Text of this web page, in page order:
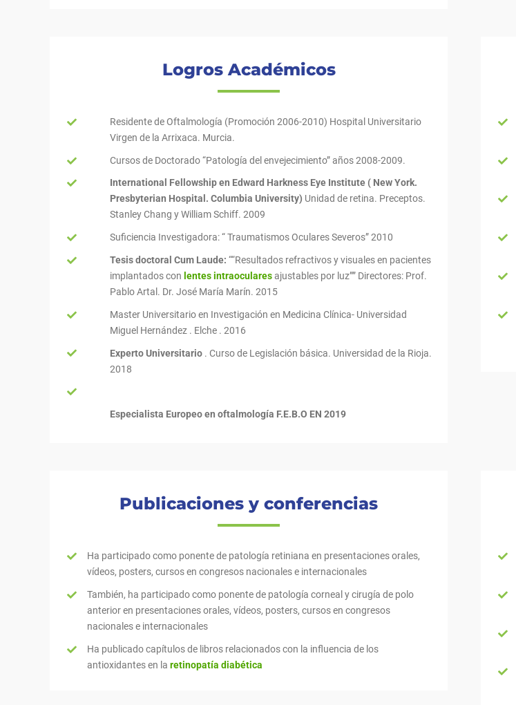
Logros Académicos
Residente de Oftalmología (Promoción 2006-2010) Hospital Universitario
Virgen de la Arrixaca. Murcia.
Cursos de Doctorado “Patología del envejecimiento” años 2008-2009.
International Fellowship en Edward Harkness Eye Institute ( New York.
Presbyterian Hospital. Columbia University) Unidad de retina. Preceptos.
Stanley Chang y William Schiff. 2009
Suficiencia Investigadora: “ Traumatismos Oculares Severos” 2010
Tesis doctoral Cum Laude: ““Resultados refractivos y visuales en pacientes
implantados con lentes intraocularesajustables por luz”” Directores: Prof.
Pablo Artal. Dr. José María Marín. 2015
Master Universitario en Investigación en Medicina Clínica- Universidad
Miguel Hernández . Elche . 2016
Experto Universitario . Curso de Legislación básica. Universidad de la Rioja.
2018
Especialista Europeo en oftalmología F.E.B.O EN 2019
Publicaciones y conferencias
Ha participado como ponente de patología retiniana en presentaciones orales,
vídeos, posters, cursos en congresos nacionales e internacionales
También, ha participado como ponente de patología corneal y cirugía de polo
anterior en presentaciones orales, vídeos, posters, cursos en congresos
nacionales e internacionales
Ha publicado capítulos de libros relacionados con la influencia de los
antioxidantes en la retinopatía diabética